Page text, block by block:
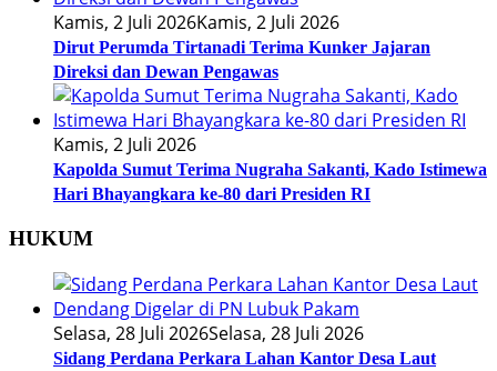
Kamis, 2 Juli 2026Kamis, 2 Juli 2026
Dirut Perumda Tirtanadi Terima Kunker Jajaran
Direksi dan Dewan Pengawas
Kamis, 2 Juli 2026
Kapolda Sumut Terima Nugraha Sakanti, Kado Istimewa
Hari Bhayangkara ke-80 dari Presiden RI
HUKUM
Selasa, 28 Juli 2026Selasa, 28 Juli 2026
Sidang Perdana Perkara Lahan Kantor Desa Laut